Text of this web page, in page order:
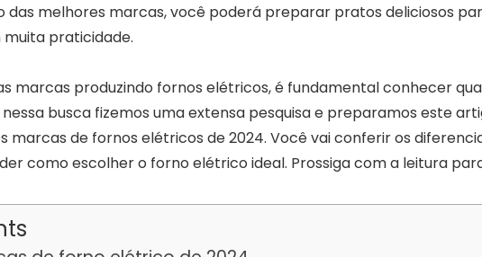
das melhores marcas, você poderá preparar pratos deliciosos
praticidade.
marcas produzindo fornos elétricos, é fundamental conhecer
busca fizemos uma extensa pesquisa e preparamos este
marcas de fornos elétricos de 2024. Você vai conferir os
como escolher o forno elétrico ideal. Prossiga com a leitura